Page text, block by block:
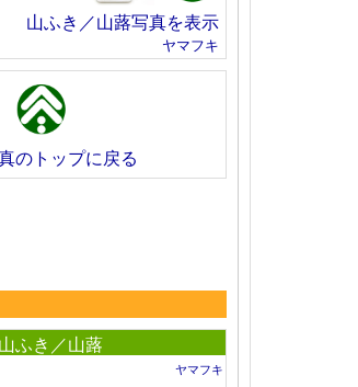
山ふき／山蕗写真を表示
ヤマフキ
のトップに戻る
山ふき／山蕗
ヤマフキ